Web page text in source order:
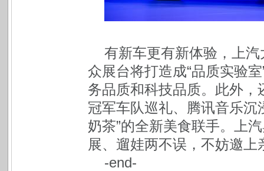
有新车更有新体验，上
众展台将打造成“品质实验
务品质和科技品质。此外
冠军车队巡礼、腾讯音乐沉
奶茶”的全新美食联手。上
展、遛娃两不误，不妨邀上
-end-